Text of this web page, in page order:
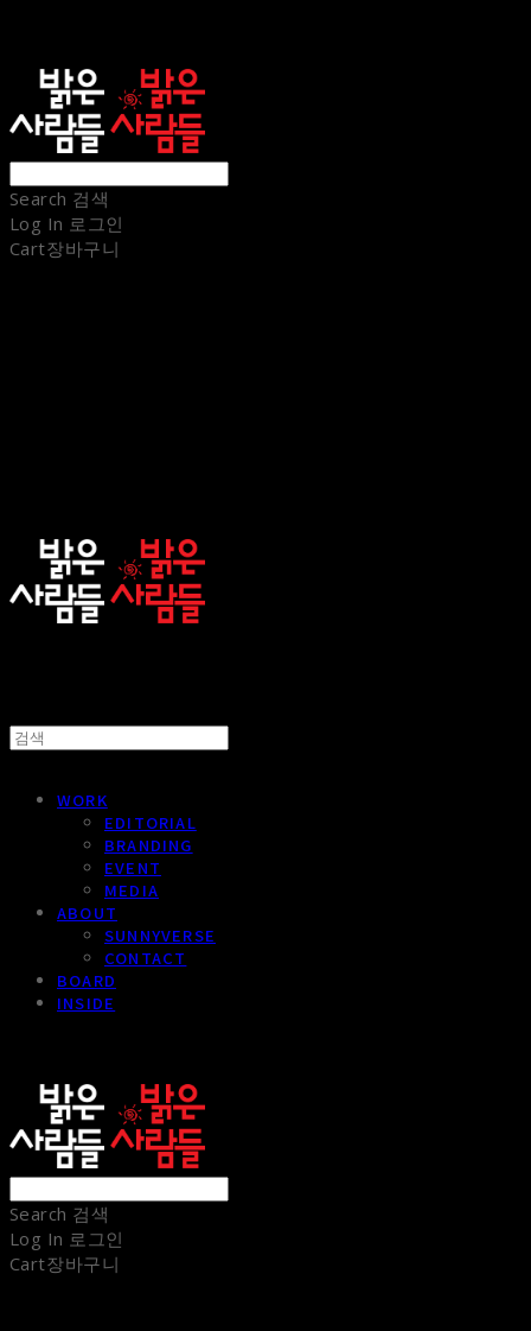
Search 검색
Log In 로그인
Cart장바구니
WORK
EDITORIAL
BRANDING
EVENT
MEDIA
ABOUT
SUNNYVERSE
CONTACT
BOARD
INSIDE
Search 검색
Log In 로그인
Cart장바구니